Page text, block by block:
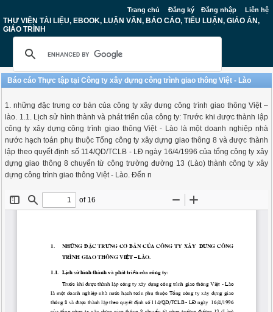
Trang chủ Đăng ký Đăng nhập Liên hệ
THƯ VIỆN TÀI LIỆU, EBOOK, LUẬN VĂN, BÁO CÁO, TIỂU LUẬN, GIÁO ÁN,
GIÁO TRÌNH
Báo cáo Thực tập tại Công ty xây dựng công trình giao thông Việt - Lào
1. những đặc trưng cơ bản của công ty xây dưng công trình giao thông Việt –
lào. 1.1. Lịch sử hình thành và phát triển của công ty: Trước khi được thành lập
công ty xây dựng công trình giao thông Việt - Lào là một doanh nghiệp nhà
nước hạch toán phụ thuộc Tổng công ty xây dựng giao thông 8 và được thành
lập theo quyết định số 114/QD/TCLB - LĐ ngày 16/4/1996 của tổng công ty xây
dựng giao thông 8 chuyển từ công trường đường 13 (Lào) thành công ty xây
dựng công trình giao thông Việt - Lào. Đến n